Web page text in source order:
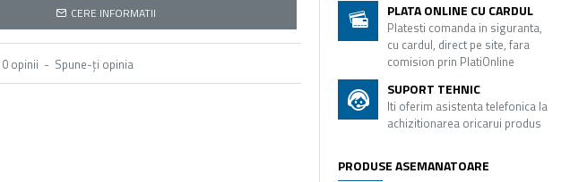
0 opinii - Spune-ţi opinia
CERE INFORMATII PLATA ONLINE CU CARDUL
Platesti comanda in siguranta,
cu cardul, direct pe site, fara
comision prin PlatiOnline
SUPORT TEHNIC
Iti oferim asistenta telefonica la
achizitionarea oricarui produs
PRODUSE ASEMANATOARE